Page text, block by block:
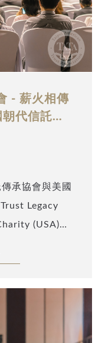
- 薪火相傳
代信託介
承協會與美國
Legacy
(USA)及
，以「薪火
請業界先進與